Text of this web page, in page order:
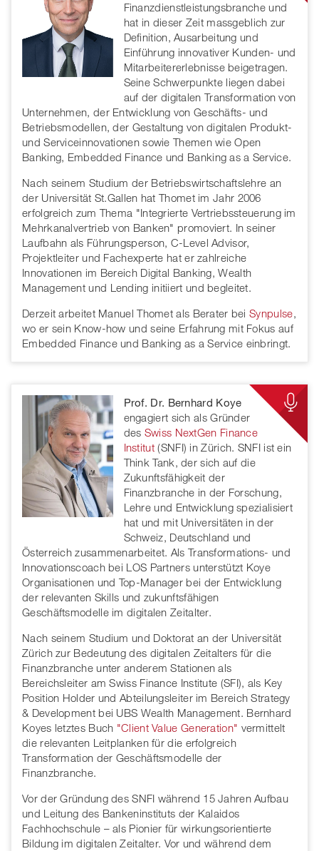
Finanzdienstleistungsbranche und
hat in dieser Zeit massgeblich zur
Definition, Ausarbeitung und
Einführung innovativer Kunden- und
Mitarbeitererlebnisse beigetragen.
Seine Schwerpunkte liegen dabei
auf der digitalen Transformation von
Unternehmen, der Entwicklung von Geschäfts- und
Betriebsmodellen, der Gestaltung von digitalen Produkt-
und Serviceinnovationen sowie Themen wie Open
Banking, Embedded Finance und Banking as a Service.
Nach seinem Studium der Betriebswirtschaftslehre an
der Universität St.Gallen hat Thomet im Jahr 2006
erfolgreich zum Thema "Integrierte Vertriebssteuerung im
Mehrkanalvertrieb von Banken" promoviert. In seiner
Laufbahn als Führungsperson, C-Level Advisor,
Projektleiter und Fachexperte hat er zahlreiche
Innovationen im Bereich Digital Banking, Wealth
Management und Lending initiiert und begleitet.
Derzeit arbeitet Manuel Thomet als Berater beiSynpulse,
wo er sein Know-how und seine Erfahrung mit Fokus auf
Embedded Finance und Banking as a Service einbringt.
Prof. Dr. Bernhard Koye
engagiert sich als Gründer
des Swiss NextGen Finance
Institut (SNFI) in Zürich. SNFI ist ein
Think Tank, der sich auf die
Zukunftsfähigkeit der
Finanzbranche in der Forschung,
Lehre und Entwicklung spezialisiert
hat und mit Universitäten in der
Schweiz, Deutschland und
Österreich zusammenarbeitet. Als Transformations- und
Innovationscoach bei LOS Partners unterstützt Koye
Organisationen und Top-Manager bei der Entwicklung
der relevanten Skills und zukunftsfähigen
Geschäftsmodelle im digitalen Zeitalter.
Nach seinem Studium und Doktorat an der Universität
Zürich zur Bedeutung des digitalen Zeitalters für die
Finanzbranche unter anderem Stationen als
Bereichsleiter am Swiss Finance Institute (SFI), als Key
Position Holder und Abteilungsleiter im Bereich Strategy
& Development bei UBS Wealth Management. Bernhard
Koyes letztes Buch "Client Value Generation" vermittelt
die relevanten Leitplanken für die erfolgreich
Transformation der Geschäftsmodelle der
Finanzbranche.
Vor der Gründung des SNFI während 15 Jahren Aufbau
und Leitung des Bankeninstituts der Kalaidos
Fachhochschule – als Pionier für wirkungsorientierte
Bildung im digitalen Zeitalter. Vor und während dem